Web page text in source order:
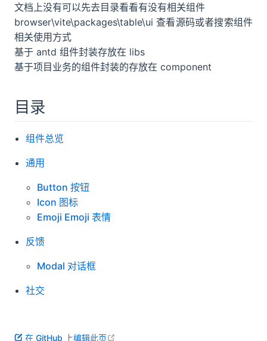
文档上没有可以先去目录看看有没有相关组件
browser\vite\packages\table\ui 查看源码或者搜索组件
相关使用方式
基于 antd 组件封装存放在 libs
基于项目业务的组件封装的存放在 component
目录
组件总览
通用
Button 按钮
Icon 图标
Emoji Emoji 表情
反馈
Modal 对话框
社交
在 GitHub 上编辑此页